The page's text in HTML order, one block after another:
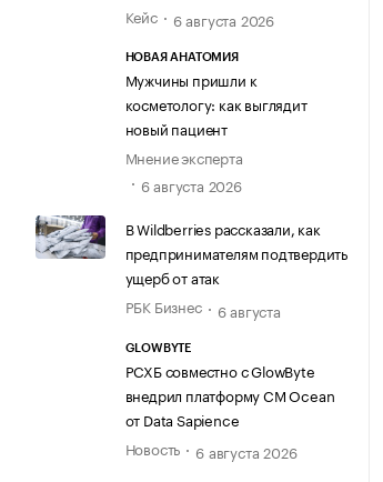
Кейс
6 августа 2026
НОВАЯ АНАТОМИЯ
Мужчины пришли к
косметологу: как выглядит
новый пациент
Мнение эксперта
6 августа 2026
В Wildberries рассказали, как
предпринимателям подтвердить
ущерб от атак
РБК Бизнес
6 августа
GLOWBYTE
РСХБ совместно с GlowByte
внедрил платформу CM Ocean
от Data Sapience
Новость
6 августа 2026